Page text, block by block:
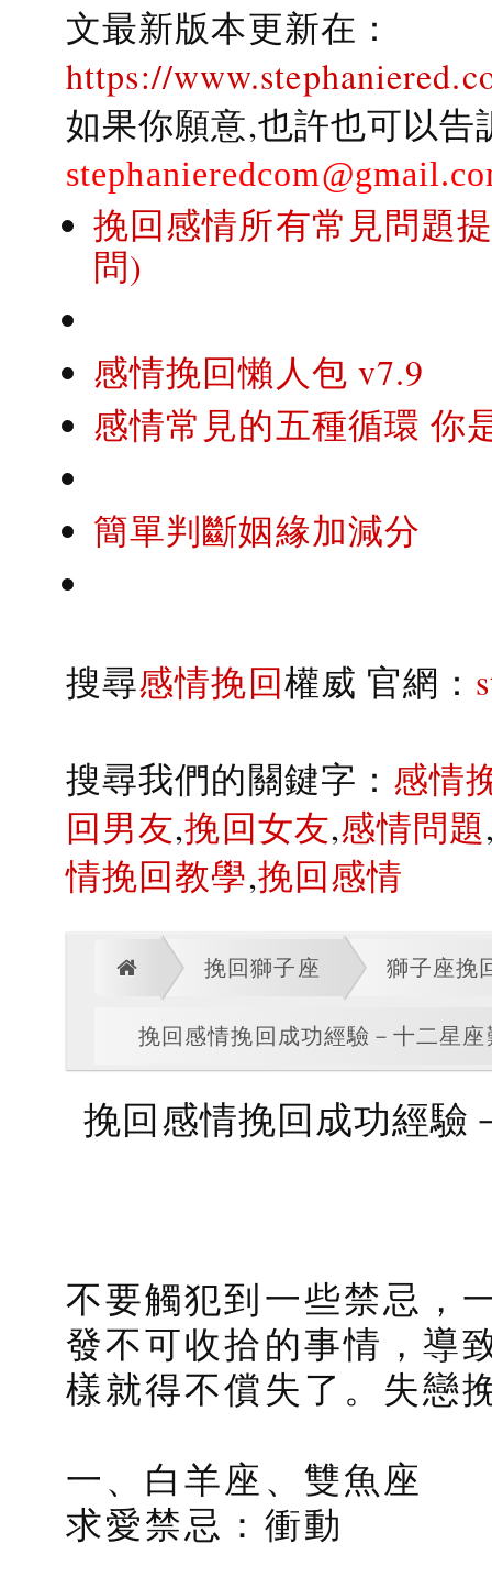
文最新版本更新在：
https://
如果你願意,也許也可以
挽回感情所有常見問題
問)
感情挽回懶人包 v7.9
感情常見的五種循環 你
簡單判斷姻緣加減分
搜尋感情挽回權威 官網：
搜尋我們的關鍵字： 感情
回男友,挽回女友,感情問題
情挽回教學,挽回感情
挽回獅子座 獅子座挽
挽回感情挽回成功經驗－十二星
挽回感情挽回成功經驗
不要觸犯到一些禁忌，
發不​​可收拾的事情，導
樣就得不償失了。失戀
一、白羊座、雙魚座
求愛禁忌：衝動